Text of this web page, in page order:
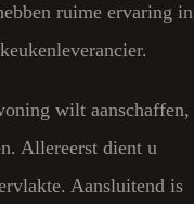
ruime ervaring in
wilt aanschaffen,
Allereerst dient u
Aansluitend is